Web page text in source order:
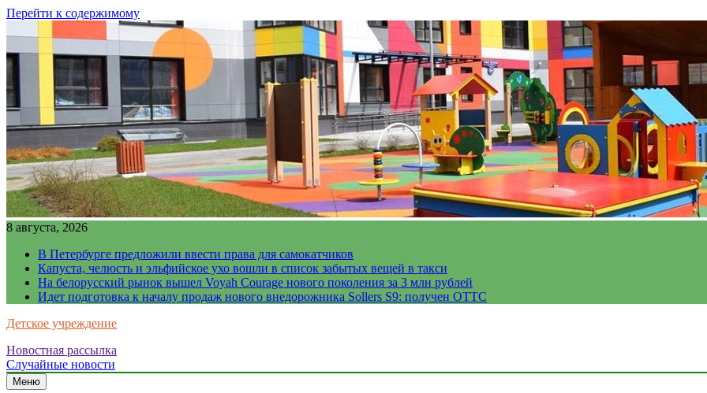
Перейти к содержимому
8 августа, 2026
В Петербурге предложили ввести права для самокатчиков
Капуста, челюсть и эльфийское ухо вошли в список забытых вещей в такси
На белорусский рынок вышел Voyah Courage нового поколения за 3 млн рублей
Идет подготовка к началу продаж нового внедорожника Sollers S9: получен ОТТС
Детское учреждение
Новостная рассылка
Случайные новости
Меню